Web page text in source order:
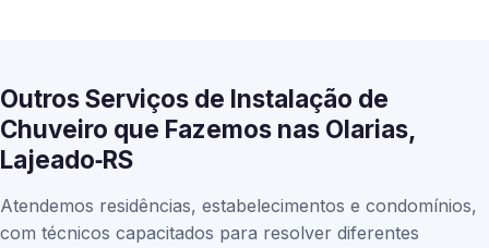
Outros Serviços de Instalação de
Chuveiro que Fazemos nas Olarias,
Lajeado‑RS
Atendemos residências, estabelecimentos e condomínios,
com técnicos capacitados para resolver diferentes